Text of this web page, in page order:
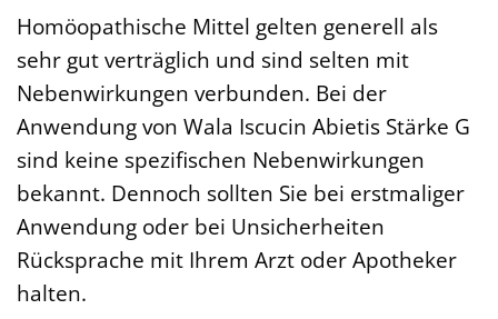
Homöopathische Mittel gelten generell als
sehr gut verträglich und sind selten mit
Nebenwirkungen verbunden. Bei der
Anwendung von Wala Iscucin Abietis Stärke G
sind keine spezifischen Nebenwirkungen
bekannt. Dennoch sollten Sie bei erstmaliger
Anwendung oder bei Unsicherheiten
Rücksprache mit Ihrem Arzt oder Apotheker
halten.